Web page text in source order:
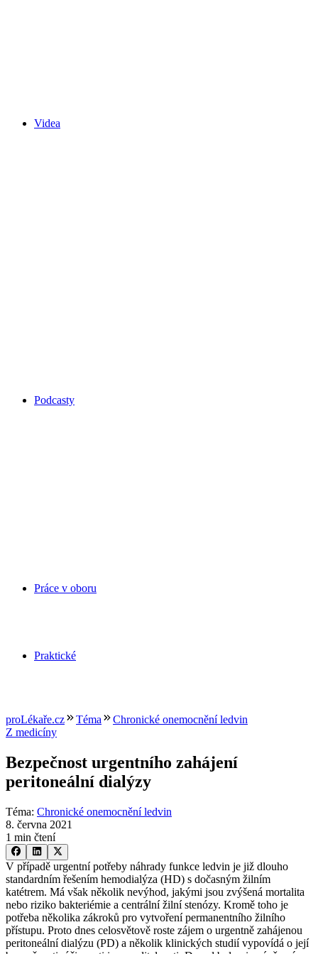
Videa
Podcasty
Práce v oboru
Praktické
proLékaře.cz Téma
Chronické onemocnění ledvin
Z medicíny
Bezpečnost urgentního zahájení
peritoneální dialýzy
Téma: Chronické onemocnění ledvin
8. června 2021
1 min čtení
V případě urgentní potřeby náhrady funkce ledvin je již dlouho
standardním řešením hemodialýza (HD) s dočasným žilním
katétrem. Má však několik nevýhod, jakými jsou zvýšená mortalita
nebo riziko bakteriémie a centrální žilní stenózy. Kromě toho je
potřeba několika zákroků pro vytvoření permanentního žilního
přístupu. Proto dnes celosvětově roste zájem o urgentně zahájenou
peritoneální dialýzu (PD) a několik klinických studií vypovídá o její